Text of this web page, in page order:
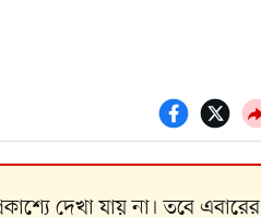
দেখা যায় না। তবে এবারের